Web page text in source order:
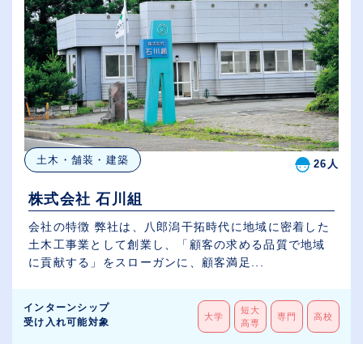
土木・舗装・建築 26人
株式会社 石川組
会社の特徴 弊社は、八郎潟干拓時代に地域に密着した
土木工事業として創業し、「顧客の求める品質で地域
に貢献する」をスローガンに、顧客満足...
インターンシップ
受け入れ可能対象
大学
短大
高専
専門 高校